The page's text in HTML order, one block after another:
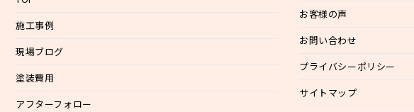
施工事例
現場ブログ
塗装費用
アフターフォロー
お客様の声
お問い合わせ
プライバシーポリシー
サイトマップ